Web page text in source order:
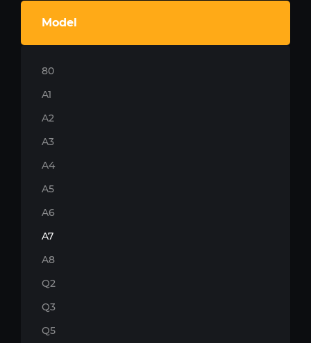
Model
80
A1
A2
A3
A4
A5
A6
A7
A8
Q2
Q3
Q5